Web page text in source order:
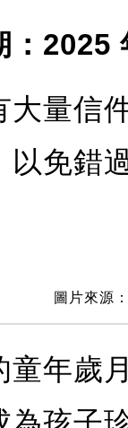
：2025
大量信
以免錯
圖片來源
童年歲